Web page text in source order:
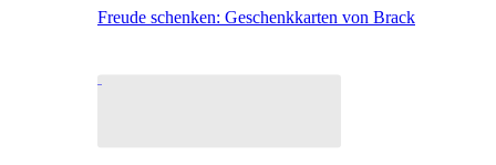
Freude schenken: Geschenkkarten von Brack